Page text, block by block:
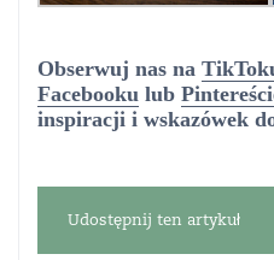
Obserwuj nas na
Facebooku lub
inspiracji i wskazówek
Udostępnij ten artykuł